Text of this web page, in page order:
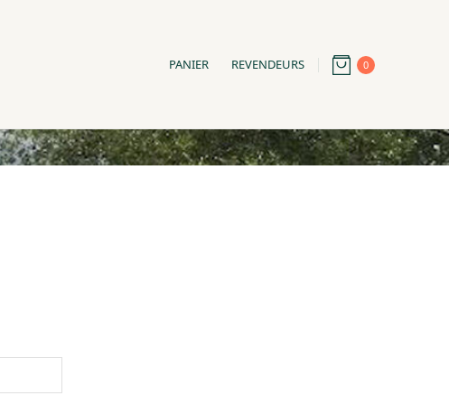
PANIER REVENDEURS 0